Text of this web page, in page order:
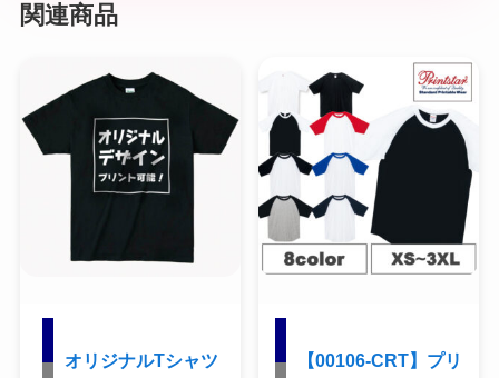
関連商品
オリジナルTシャツ 【00106-CRT】プリ